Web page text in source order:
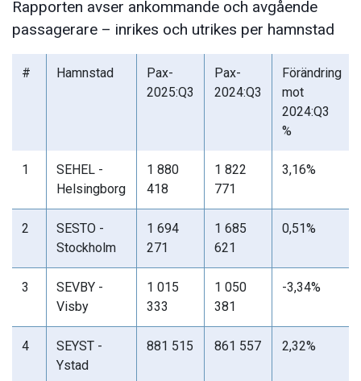
Rapporten avser ankommande och avgående
passagerare – inrikes och utrikes per hamnstad
# Hamnstad
Pax-
2025:Q3
Pax-
2024:Q3
Förändring
mot
2024:Q3
%
1
SEHEL -
Helsingborg
1 880
418
1 822
771
3,16%
2
SESTO -
Stockholm
1 694
271
1 685
621
0,51%
3
SEVBY -
Visby
1 015
333
1 050
381
-3,34%
4
SEYST -
Ystad
881 515 861 557 2,32%